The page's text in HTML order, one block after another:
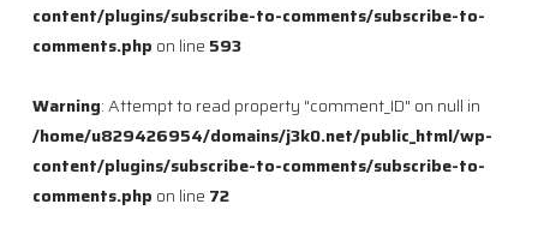
content/plugins/subscribe-to-comments/subscribe-to-
comments.php on line 593
Warning: Attempt to read property "comment_ID" on null in
/home/u829426954/domains/j3k0.net/public_html/wp-
content/plugins/subscribe-to-comments/subscribe-to-
comments.php on line 72